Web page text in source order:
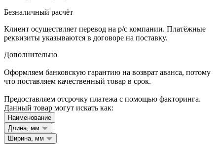
Безналичный расчёт
Клиент осуществляет перевод на р/с компании. Платёжные
реквизиты указываются в договоре на поставку.
Дополнительно
Оформляем банковскую гарантию на возврат аванса, потому
что поставляем качественный товар в срок.
Предоставляем отсрочку платежа с помощью факторинга.
Данный товар могут искать как:
Наименование
Длина, мм
Ширина, мм